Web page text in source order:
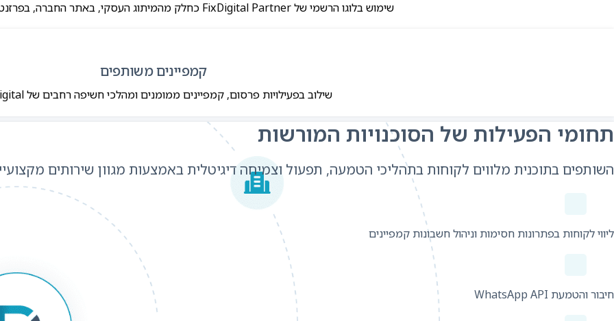
שימוש בלוגו הרשמי של FixDigital Partner כחלק מהמיתוג העסקי, באתר החברה, בפרזנטציות ובנכסי השיווק.
קמפיינים משותפים
שילוב בפעילויות פרסום, קמפיינים ממומנים ומהלכי חשיפה רחבים של FixDigital.
תחומי הפעילות של הסוכנויות המורשות
השותפים בתוכנית מלווים לקוחות בתהליכי הטמעה, תפעול וצמיחה דיגיטלית באמצעות מגוון שירותים
ליווי לקוחות בפתרונות חסימות וניהול חשבונות קמפיינים
חיבור והטמעת WhatsApp API